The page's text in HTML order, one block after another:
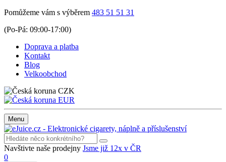
Pomůžeme vám s výběrem 483 51 51 31
(Po-Pá: 09:00-17:00)
Doprava a platba
Kontakt
Blog
Velkoobchod
CZK
EUR
Menu
Navštivte naše prodejny Jsme již 12x v ČR
0